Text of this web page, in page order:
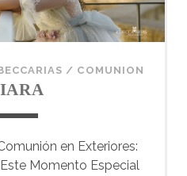
/ COMUNION
en Exteriores:
Momento Especial